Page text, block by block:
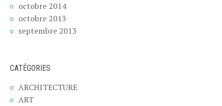
octobre 2014
octobre 2013
septembre 2013
CATÉGORIES
ARCHITECTURE
ART